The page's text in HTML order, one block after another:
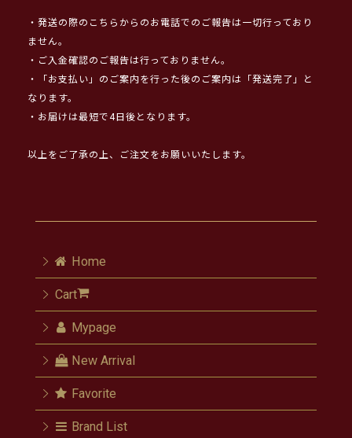
・発送の際のこちらからのお電話でのご報告は一切行っており
ません。
・ご入金確認のご報告は行っておりません。
・「お支払い」のご案内を行った後のご案内は「発送完了」と
なります。
・お届けは最短で4日後となります。
以上をご了承の上、ご注文をお願いいたします。
Home
Cart
Mypage
New Arrival
Favorite
Brand List